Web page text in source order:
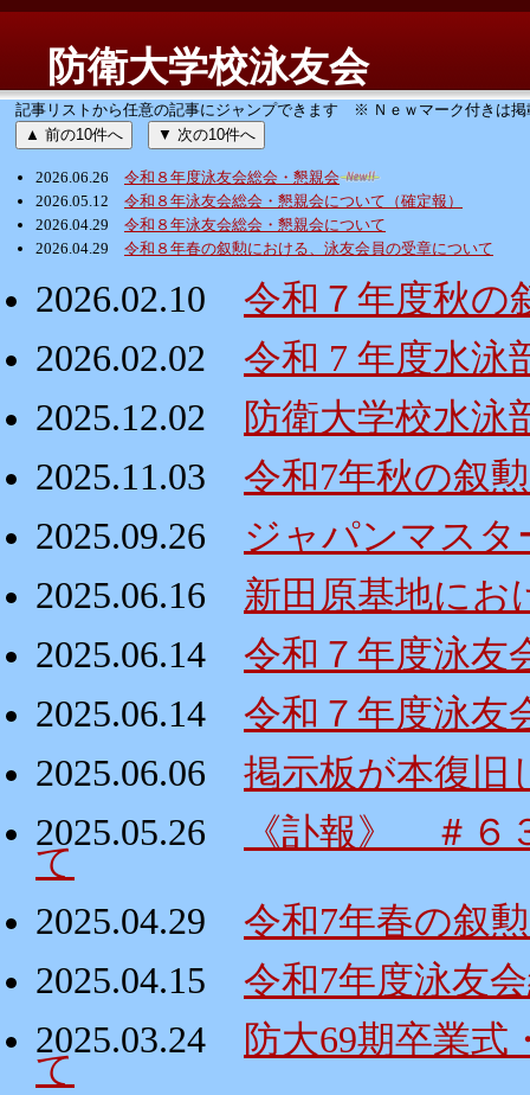
防衛大学校泳友会
記事リストから任意の記事にジャンプできます ※ Ｎｅｗマーク付きは掲
▲ 前の10件へ
▼ 次の10件へ
2026.06.26
令和８年度泳友会総会・懇親会
2026.05.12
令和８年泳友会総会・懇親会について（確定報）
2026.04.29
令和８年泳友会総会・懇親会について
2026.04.29
令和８年春の叙勲における、泳友会員の受章について
2026.02.10
令和７年度秋の
2026.02.02
令和 7 年度水泳
2025.12.02
防衛大学校水泳
2025.11.03
令和7年秋の叙
2025.09.26
ジャパンマスタ
2025.06.16
新田原基地にお
2025.06.14
令和７年度泳友
2025.06.14
令和７年度泳友
2025.06.06
掲示板が本復旧
2025.05.26
《訃報》 ＃６
て
2025.04.29
令和7年春の叙
2025.04.15
令和7年度泳友
2025.03.24
防大69期卒業
て